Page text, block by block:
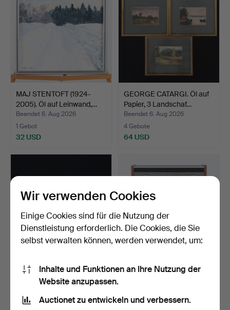
MAJ STENTOFT (1924-
2005). Öl auf Leinwand,…
Beendet 6. Aug 2026
1 Gebot
32 USD
GEORGE CATARGI. Öl auf
Papier, 3 Landschaf…
Beendet 6. Aug 2026
4 Gebote
64 USD
STIG LINDBERG.
Butterdose, "Berså",
Porzel…
Beendet 6. Aug 2026
3 Gebote
TONBANDGERÄT, TEAC A-
25 Gebote
Wir verwenden Cookies
Einige Cookies sind für die Nutzung der
Dienstleistung erforderlich. Die Cookies, die Sie
selbst verwalten können, werden verwendet, um:
Inhalte und Funktionen an Ihre Nutzung der
Website anzupassen.
Auctionet zu entwickeln und verbessern.